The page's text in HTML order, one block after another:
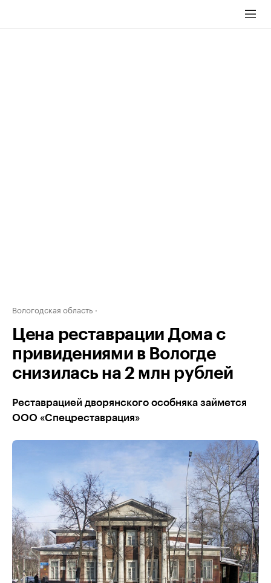
Вологодская область
Цена реставрации Дома с
привидениями в Вологде
снизилась на 2 млн рублей
Реставрацией дворянского особняка займется
ООО «Спецреставрация»